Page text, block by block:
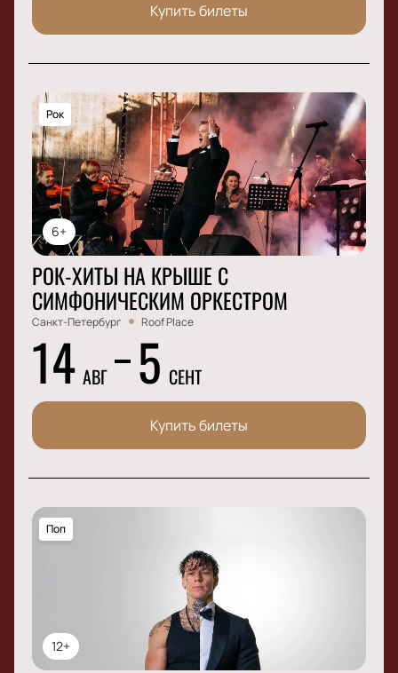
Купить билеты
6+
Рок
РОК-ХИТЫ НА КРЫШЕ С
СИМФОНИЧЕСКИМ ОРКЕСТРОМ
Санкт-Петербург Roof Place
14 АВГ 5 СЕНТ
Купить билеты
12+
Поп